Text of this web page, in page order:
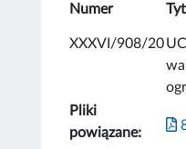
Numer
XXXVI/908/20
Pliki
powiązane: